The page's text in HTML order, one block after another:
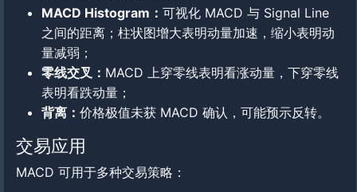
MACD Histogram： 可视化 MACD 与 Signal Line
之间的距离；柱状图增大表明动量加速，缩小表明动
量减弱；
零线交叉： MACD 上穿零线表明看涨动量，下穿零线
表明看跌动量；
背离： 价格极值未获 MACD 确认，可能预示反转。
交易应用
MACD 可用于多种交易策略：